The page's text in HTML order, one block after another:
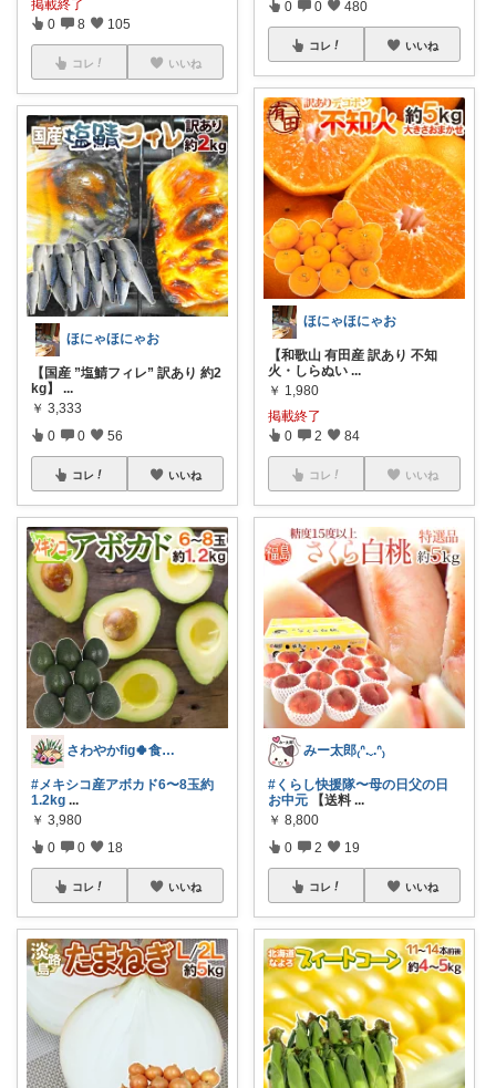
掲載終了
0 8 105
コレ いいね
ほにゃほにゃお
【国産 ”塩鯖フィレ” 訳あり 約2
kg】
...
￥ 3,333
0 0 56
コレ いいね
さわやかfig🍀食と暮らしを楽しむ
#メキシコ産アボカド6〜8玉約
1.2kg ...
￥ 3,980
0 0 18
コレ いいね
0 0 480
コレ いいね
ほにゃほにゃお
【和歌山 有田産 訳あり 不知
火・しらぬい ...
￥ 1,980
掲載終了
0 2 84
コレ いいね
みー太郎₍ᐢ.ˬ.ᐢ₎
#くらし快援隊〜母の日父の日
お中元 【送料 ...
￥ 8,800
0 2 19
コレ いいね